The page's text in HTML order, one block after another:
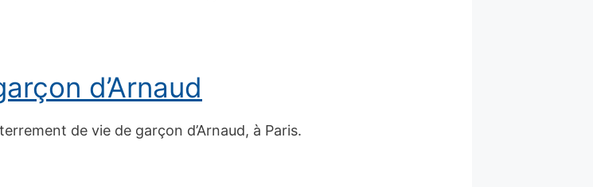
d’Arnaud
de vie de garçon d’Arnaud, à Paris.